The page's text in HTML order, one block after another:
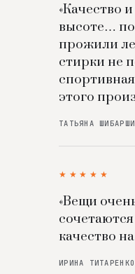
«Качество
высоте…
прожили
стирки не
этого
ТАТЬЯНА
★★★★★
«Вещи
качество
ИРИНА